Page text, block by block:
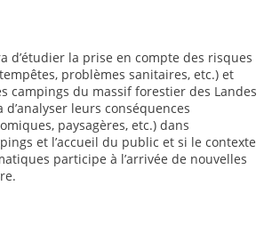
d’étudier la prise en compte des risques
problèmes sanitaires, etc.) et
campings du massif forestier des Landes
d’analyser leurs conséquences
paysagères, etc.) dans
et l’accueil du public et si le contexte
participe à l’arrivée de nouvelles